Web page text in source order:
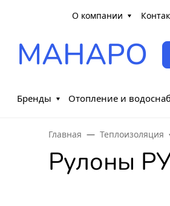
О компании
МАНАРО
Бренды Отопление и
Главная Теплоизоляция
Рулоны